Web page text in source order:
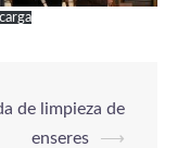
de limpieza de
enseres
⟶